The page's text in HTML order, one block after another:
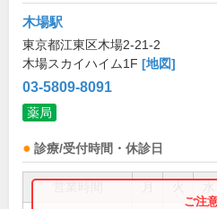
木場駅
東京都江東区木場2-21-2
木場スカイハイム1F [地図]
03-5809-8091
薬局
診療/受付時間・休診日